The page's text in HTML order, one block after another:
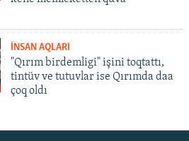
İNSAN AQLARI
"Qırım birdemligi" işini toqtattı,
tintüv ve tutuvlar ise Qırımda daa
çoq oldı